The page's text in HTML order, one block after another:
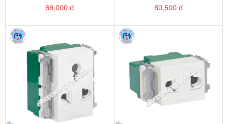
66,000 đ 60,500 đ